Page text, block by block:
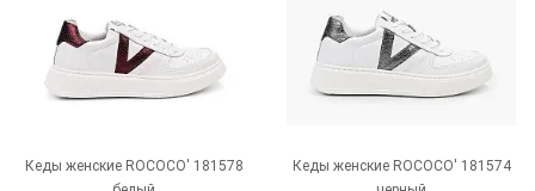
Кеды женские ROCOCO' 181578
Кеды женские ROCOCO' 181574